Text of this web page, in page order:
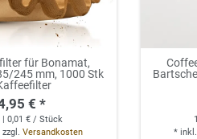
für Bonamat,
245 mm, 1000 Stk
€ *
| 0,01 € / Stück
zzgl.Versandkosten
*